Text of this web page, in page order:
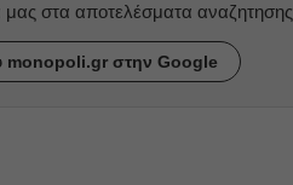
μας στα αποτελέσματα αναζητησης
monopoli.gr στην Google